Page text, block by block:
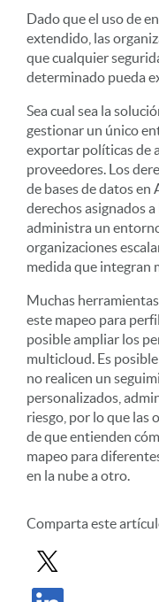
Dado que el uso de
extendido, las
que cualquier
determinado pueda
Sea cual sea la
gestionar un único
exportar políticas de
proveedores. Los
de bases de datos
derechos asignados
administra un
organizaciones
medida que integran
Muchas
este mapeo para
posible ampliar los
multicloud. Es
no realicen un
personalizados,
riesgo, por lo que las
de que entienden
mapeo para
en la nube a otro.
Comparta este
Compartir entrada en